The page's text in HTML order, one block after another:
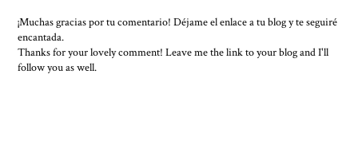
¡Muchas gracias por tu comentario! Déjame el enlace a tu blog y te seguiré
encantada.
Thanks for your lovely comment! Leave me the link to your blog and I'll
follow you as well.